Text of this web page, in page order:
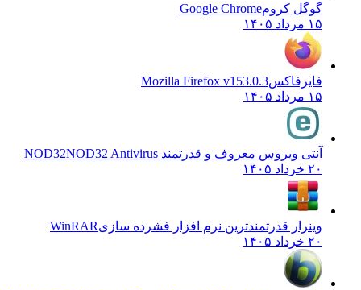
گوگل کرومGoogle Chrome
۱۵ مرداد ۱۴۰۵
فایرفاکسMozilla Firefox v153.0.3
۱۵ مرداد ۱۴۰۵
آنتی ویروس معروف و قدرتمند NOD32 NOD32 Antivirus
۲۰ خرداد ۱۴۰۵
وینرار قدرتمندترین نرم افزار فشرده سازیWinRAR
۲۰ خرداد ۱۴۰۵